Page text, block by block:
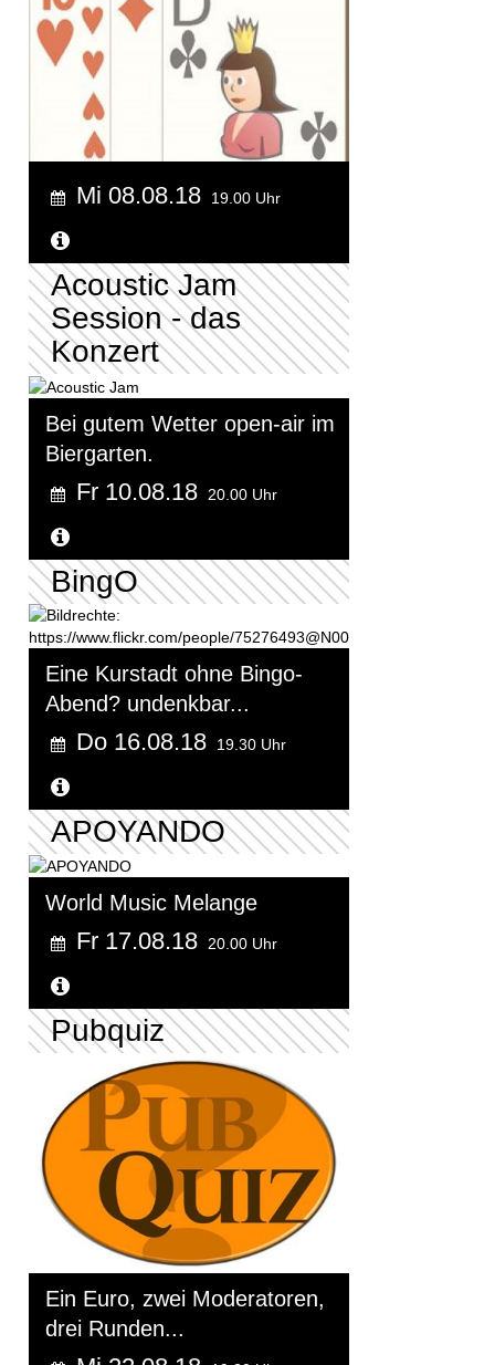
Mi 08.08.18 19.00 Uhr
Acoustic Jam
Session - das
Konzert
Bei gutem Wetter open-air im
Biergarten.
Fr 10.08.18 20.00 Uhr
BingO
Eine Kurstadt ohne Bingo-
Abend? undenkbar...
Do 16.08.18 19.30 Uhr
APOYANDO
World Music Melange
Fr 17.08.18 20.00 Uhr
Pubquiz
Ein Euro, zwei Moderatoren,
drei Runden...